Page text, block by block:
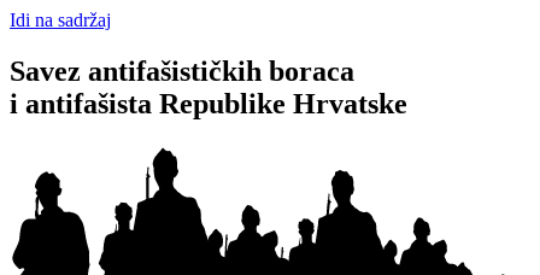
Idi na sadržaj
Savez antifašističkih boraca
i antifašista Republike Hrvatske